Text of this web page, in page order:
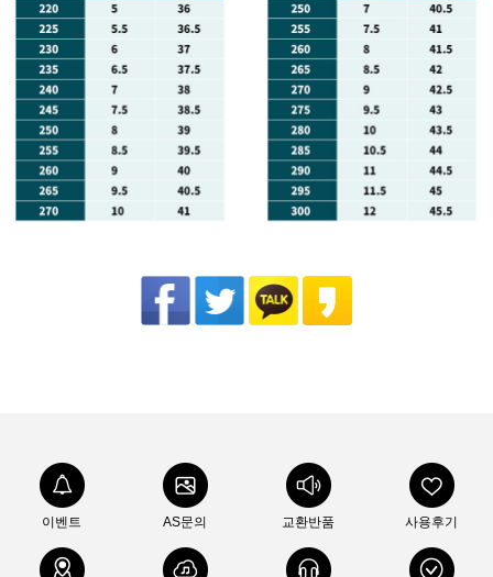
이벤트 AS문의 교환반품 사용후기